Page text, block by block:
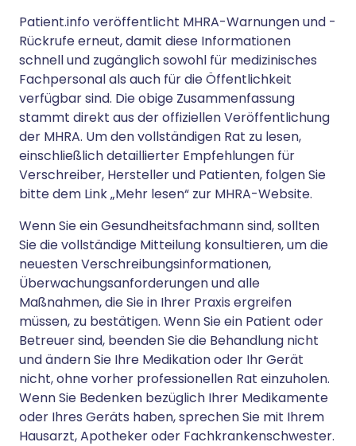
Patient.info veröffentlicht MHRA-Warnungen und -
Rückrufe erneut, damit diese Informationen
schnell und zugänglich sowohl für medizinisches
Fachpersonal als auch für die Öffentlichkeit
verfügbar sind. Die obige Zusammenfassung
stammt direkt aus der offiziellen Veröffentlichung
der MHRA. Um den vollständigen Rat zu lesen,
einschließlich detaillierter Empfehlungen für
Verschreiber, Hersteller und Patienten, folgen Sie
bitte dem Link „Mehr lesen“ zur MHRA-Website.
Wenn Sie ein Gesundheitsfachmann sind, sollten
Sie die vollständige Mitteilung konsultieren, um die
neuesten Verschreibungsinformationen,
Überwachungsanforderungen und alle
Maßnahmen, die Sie in Ihrer Praxis ergreifen
müssen, zu bestätigen. Wenn Sie ein Patient oder
Betreuer sind, beenden Sie die Behandlung nicht
und ändern Sie Ihre Medikation oder Ihr Gerät
nicht, ohne vorher professionellen Rat einzuholen.
Wenn Sie Bedenken bezüglich Ihrer Medikamente
oder Ihres Geräts haben, sprechen Sie mit Ihrem
Hausarzt, Apotheker oder Fachkrankenschwester.